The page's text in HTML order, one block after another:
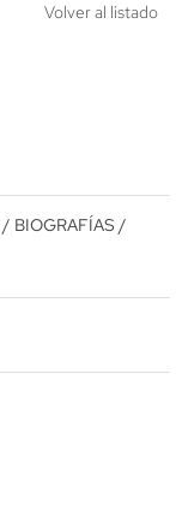
Volver al listado
/ BIOGRAFÍAS /